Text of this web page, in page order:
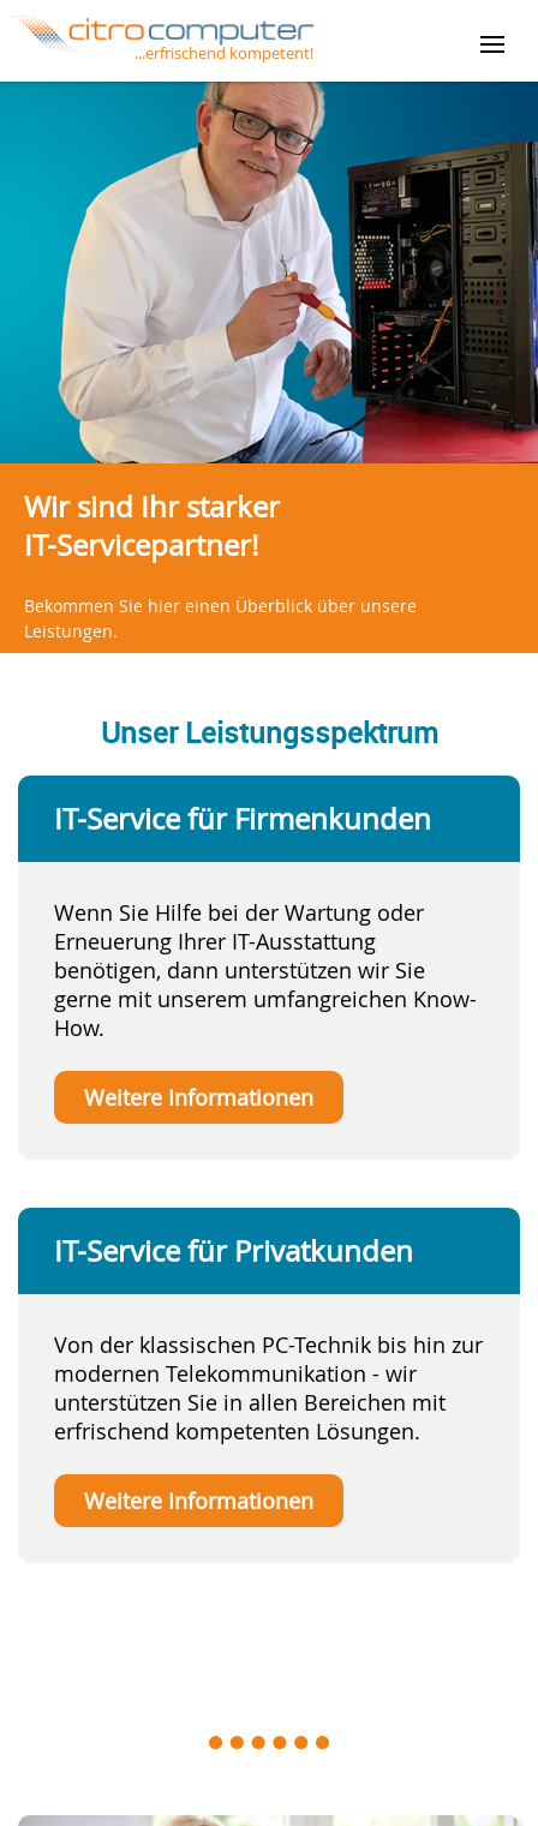
...erfrischend kompetent!
STARTSEITE
ÜBER UNS
LEISTUNGEN
JOBS
FERNWARTUNG
CCBACKUP
Wir sind Ihr starker
IT-Servicepartner!
Bekommen Sie hier einen Überblick über unsere
Leistungen.
Unser Leistungsspektrum
IT-Service für Firmenkunden
Wenn Sie Hilfe bei der Wartung oder
Erneuerung Ihrer IT-Ausstattung
benötigen, dann unterstützen wir Sie
gerne mit unserem umfangreichen Know-
How.
Weitere Informationen
- Telefonanlagen
- Datensicherung
- WLAN-Systeme
- Netzwerktechnik
- und vieles mehr
IT-Service für Privatkunden
Von der klassischen PC-Technik bis hin zur
modernen Telekommunikation - wir
unterstützen Sie in allen Bereichen mit
erfrischend kompetenten Lösungen.
Weitere Informationen
- und vieles mehr